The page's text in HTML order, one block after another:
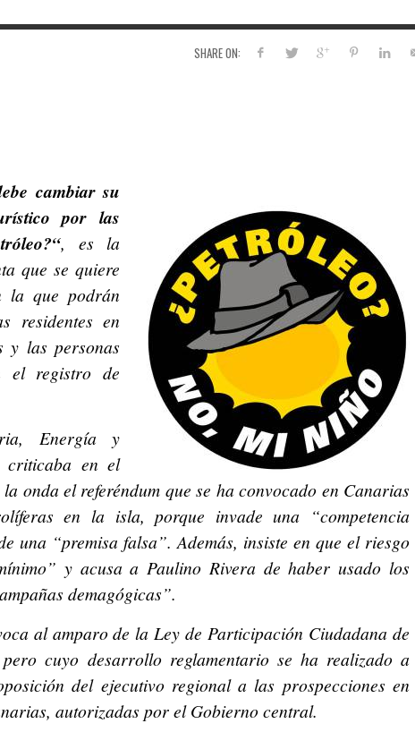
SHARE ON:
cambiar su
por las
, es la
que se quiere
la que podrán
residentes en
y las personas
el registro de
Energía y
criticaba en el
onda el referéndum que se ha convocado en Canarias
en la isla, porque invade una “competencia
una “premisa falsa”. Además, insiste en que el riesgo
y acusa a Paulino Rivera de haber usado los
demagógicas”.
al amparo de la Ley de Participación Ciudadana de
cuyo desarrollo reglamentario se ha realizado a
del ejecutivo regional a las prospecciones en
autorizadas por el Gobierno central.